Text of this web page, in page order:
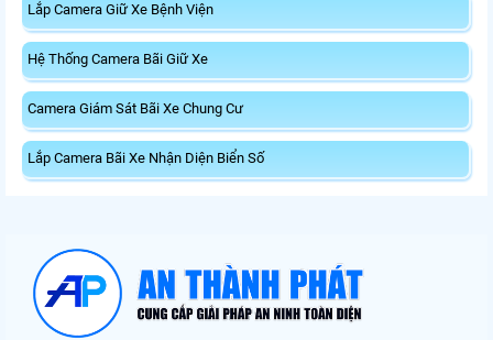
Lắp Camera Giữ Xe Bệnh Viện
Hệ Thống Camera Bãi Giữ Xe
Camera Giám Sát Bãi Xe Chung Cư
Lắp Camera Bãi Xe Nhận Diện Biển Số